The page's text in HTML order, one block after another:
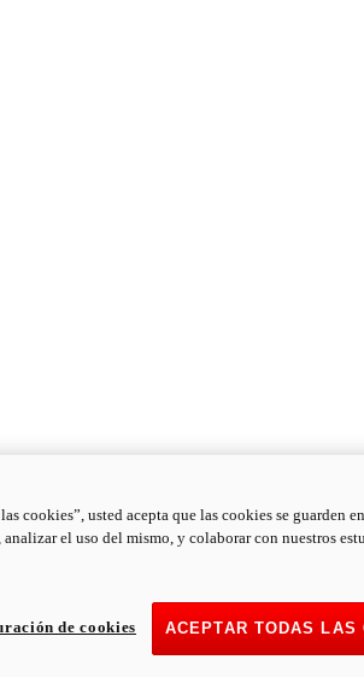
cookies”, usted acepta que las cookies se guarden
el uso del mismo, y colaborar con nuestros
ACEPTAR TODAS LAS
de cookies